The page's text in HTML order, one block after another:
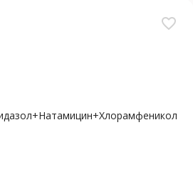
favorite_border